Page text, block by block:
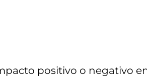
positivo o negativo